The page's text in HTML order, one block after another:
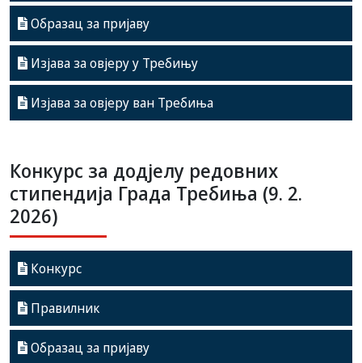
Образац за пријаву
Изјава за овјеру у Требињу
Изјава за овјеру ван Требиња
Конкурс за додјелу редовних
стипендија Града Требиња (9. 2.
2026)
Конкурс
Правилник
Образац за пријаву